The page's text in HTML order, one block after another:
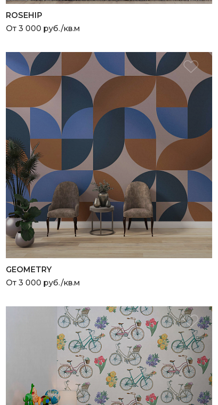
ROSEHIP
От 3 000 руб./кв.м
GEOMETRY
От 3 000 руб./кв.м